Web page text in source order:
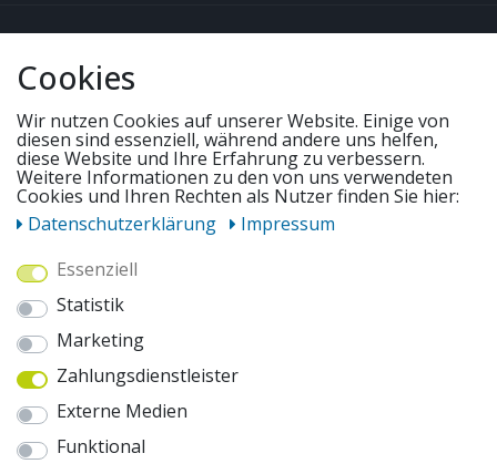
QUICKLINKS & TIPPS
UNSERE ANGEBOTE
WIR VERSENDEN MIT
AUSZEICHNUNGEN & SICHERHEIT
© 2026 pentagonsports.de
Pentagon Sports GmbH & Co. KG
Cookies
Wir nutzen Cookies auf unserer Website. Einige von
diesen sind essenziell, während andere uns helfen,
diese Website und Ihre Erfahrung zu verbessern.
Weitere Informationen zu den von uns verwendeten
Cookies und Ihren Rechten als Nutzer finden Sie hier:
Daten­schutz­erklärung
Impressum
Essenziell
Statistik
Marketing
Zahlungsdienstleister
Externe Medien
Funktional